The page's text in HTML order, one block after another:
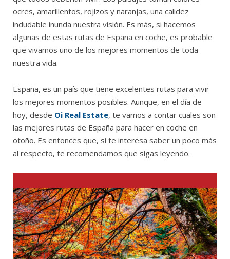
ocres, amarillentos, rojizos y naranjas, una calidez
indudable inunda nuestra visión. Es más, si hacemos
algunas de estas rutas de España en coche, es probable
que vivamos uno de los mejores momentos de toda
nuestra vida.
España, es un país que tiene excelentes rutas para vivir
los mejores momentos posibles. Aunque, en el día de
hoy, desde Oi Real Estate, te vamos a contar cuales son
las mejores rutas de España para hacer en coche en
otoño. Es entonces que, si te interesa saber un poco más
al respecto, te recomendamos que sigas leyendo.